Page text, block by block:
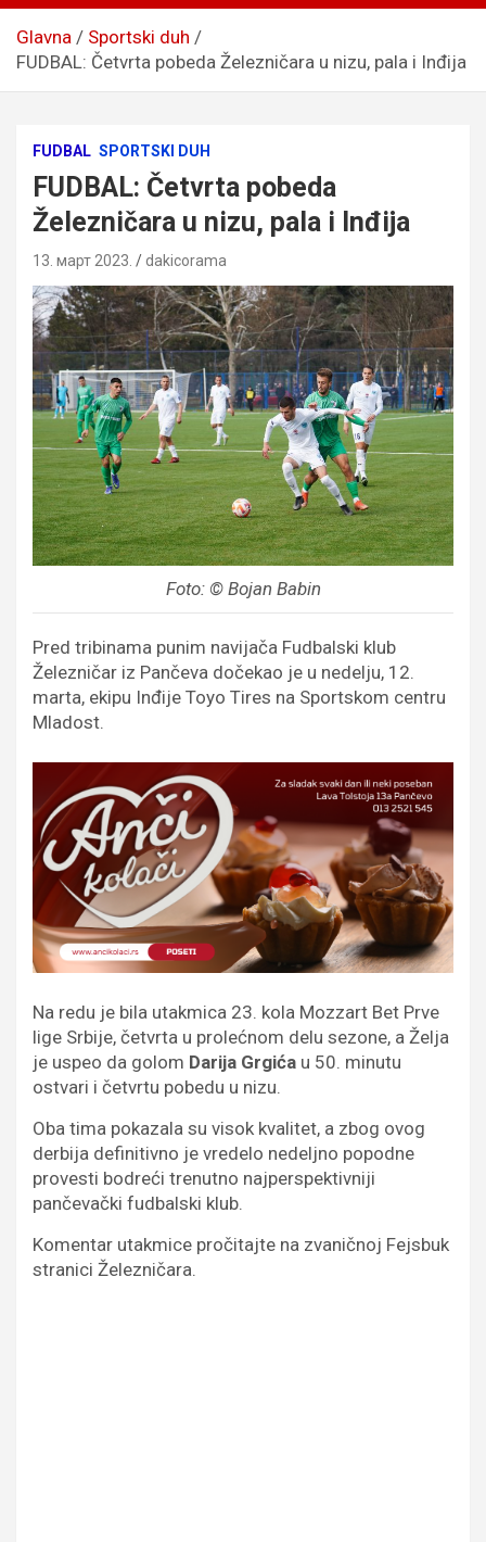
Glavna
Sportski duh
FUDBAL: Četvrta pobeda Železničara u nizu, pala i Inđija
FUDBAL SPORTSKI DUH
FUDBAL: Četvrta pobeda
Železničara u nizu, pala i Inđija
13. март 2023. dakicorama
Foto: © Bojan Babin
Pred tribinama punim navijača Fudbalski klub
Železničar iz Pančeva dočekao je u nedelju, 12.
marta, ekipu Inđije Toyo Tires na Sportskom centru
Mladost.
Na redu je bila utakmica 23. kola Mozzart Bet Prve
lige Srbije, četvrta u prolećnom delu sezone, a Želja
je uspeo da golom Darija Grgića u 50. minutu
ostvari i četvrtu pobedu u nizu.
Oba tima pokazala su visok kvalitet, a zbog ovog
derbija definitivno je vredelo nedeljno popodne
provesti bodreći trenutno najperspektivniji
pančevački fudbalski klub.
Komentar utakmice pročitajte na zvaničnoj Fejsbuk
stranici Železničara.